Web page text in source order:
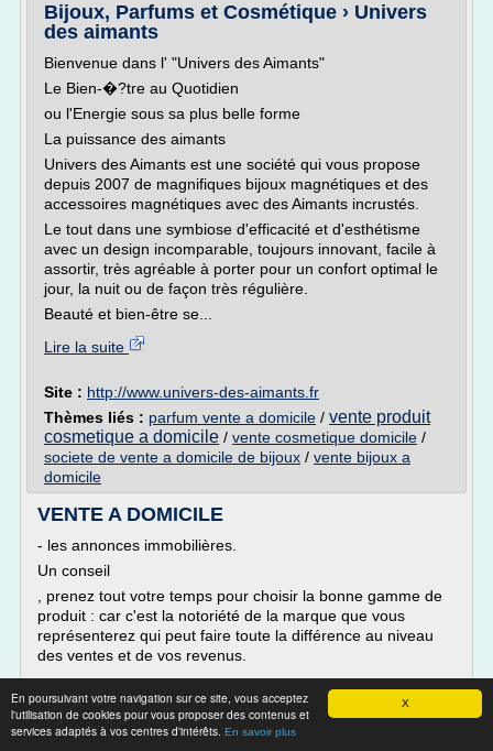
X
En poursuivant votre navigation sur ce site, vous acceptez
l'utilisation de cookies pour vous proposer des contenus et
services adaptés à vos centres d'intérêts. En savoir plus
Bijoux, Parfums et Cosmétique › Univers
des aimants
Bienvenue dans l' "Univers des Aimants"
Le Bien-�?tre au Quotidien
ou l'Energie sous sa plus belle forme
La puissance des aimants
Univers des Aimants est une société qui vous propose
depuis 2007 de magnifiques bijoux magnétiques et des
accessoires magnétiques avec des Aimants incrustés.
Le tout dans une symbiose d'efficacité et d'esthétisme
avec un design incomparable, toujours innovant, facile à
assortir, très agréable à porter pour un confort optimal le
jour, la nuit ou de façon très régulière.
Beauté et bien-être se...
Lire la suite
Site : http://www.univers-des-aimants.fr
Thèmes liés : parfum vente a domicile / vente produit
cosmetique a domicile / vente cosmetique domicile /
societe de vente a domicile de bijoux / vente bijoux a
domicile
VENTE A DOMICILE
- les annonces immobilières.
Un conseil
, prenez tout votre temps pour choisir la bonne gamme de
produit : car c'est la notoriété de la marque que vous
représenterez qui peut faire toute la différence au niveau
des ventes et de vos revenus.
C
Comment se déroule une vente :